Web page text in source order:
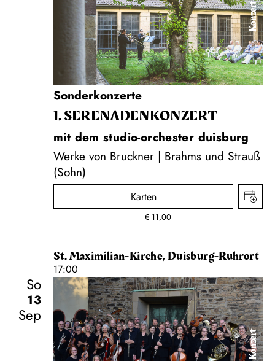
Konzert
Sonderkonzerte
1. SERENADEN­KONZERT
mit dem studio-orchester duisburg
Werke von Bruckner | Brahms und Strauß
(Sohn)
Karten
€ 11,00
St. Maximilian-Kirche, Duisburg-Ruhrort
17:00
So
13
Sep
Konzert